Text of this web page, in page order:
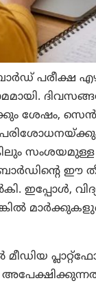
പരീക്ഷ
ശേഷം,
സംശയമുള്ള
ഈ
ഇപ്പോൾ,